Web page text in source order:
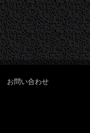
お問い合わせ